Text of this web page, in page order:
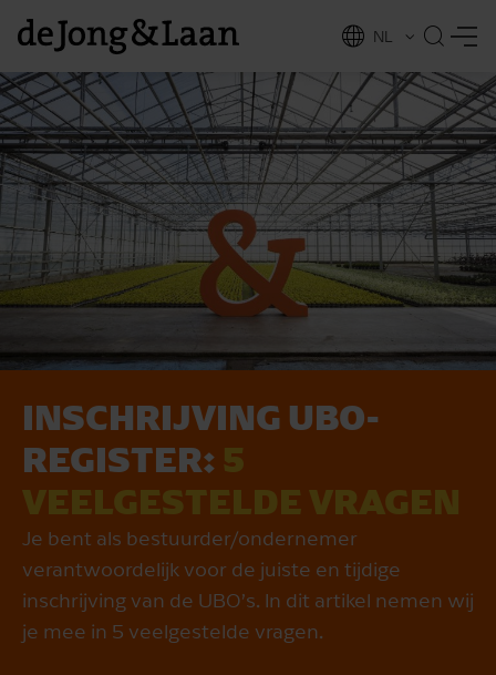
NL
EN
INSCHRIJVING UBO-
REGISTER: 5
VEELGESTELDE VRAGEN
Je bent als bestuurder/ondernemer
verantwoordelijk voor de juiste en tijdige
inschrijving van de UBO’s. In dit artikel nemen wij
je mee in 5 veelgestelde vragen.